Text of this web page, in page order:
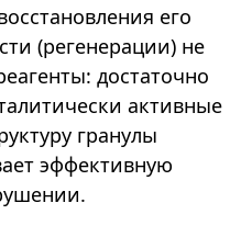
его
(регенерации) не
достаточно
активные
гранулы
эффективную